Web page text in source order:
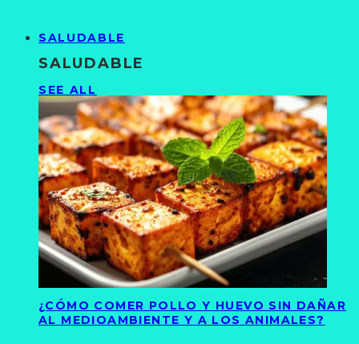
SALUDABLE
SALUDABLE
SEE ALL
¿CÓMO COMER POLLO Y HUEVO SIN DAÑAR
AL MEDIOAMBIENTE Y A LOS ANIMALES?